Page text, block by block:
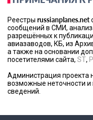
Реестры russianplanes.net
сообщений в СМИ,
разрешённых к
авиазаводов, КБ, из
а также на основании
посетителями сайта, ST, PL
Администрация проекта
возможные неточности и
сведений.